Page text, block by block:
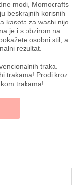
modi, Momocrafts
beskrajnih korisnih
kaseta za washi nije
je i s obzirom na
osobni stil, a
rezultat.
traka,
trakama! Prođi kroz
trakama!